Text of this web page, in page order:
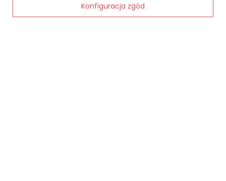
Dodaj do koszyka
Konfiguracja zgód